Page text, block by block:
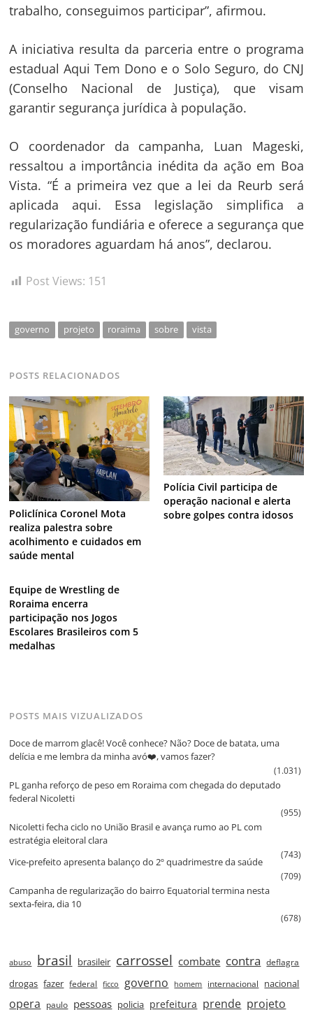
trabalho, conseguimos participar”, afirmou.
A iniciativa resulta da parceria entre o programa
estadual Aqui Tem Dono e o Solo Seguro, do CNJ
(Conselho Nacional de Justiça), que visam
garantir segurança jurídica à população.
O coordenador da campanha, Luan Mageski,
ressaltou a importância inédita da ação em Boa
Vista. “É a primeira vez que a lei da Reurb será
aplicada aqui. Essa legislação simplifica a
regularização fundiária e oferece a segurança que
os moradores aguardam há anos”, declarou.
Post Views: 151
governo projeto roraima sobre vista
POSTS RELACIONADOS
Policlínica Coronel Mota
realiza palestra sobre
acolhimento e cuidados em
saúde mental
Polícia Civil participa de
operação nacional e alerta
sobre golpes contra idosos
Equipe de Wrestling de
Roraima encerra
participação nos Jogos
Escolares Brasileiros com 5
medalhas
POSTS MAIS VIZUALIZADOS
Doce de marrom glacê! Você conhece? Não? Doce de batata, uma
delícia e me lembra da minha avó❤️, vamos fazer?
(1.031)
PL ganha reforço de peso em Roraima com chegada do deputado
federal Nicoletti
(955)
Nicoletti fecha ciclo no União Brasil e avança rumo ao PL com
estratégia eleitoral clara
(743)
Vice‑prefeito apresenta balanço do 2º quadrimestre da saúde
(709)
Campanha de regularização do bairro Equatorial termina nesta
sexta‑feira, dia 10
(678)
abuso brasil brasileir carrossel combate contra deflagra
drogas fazer federal ficco governo homem internacional nacional
opera paulo pessoas policia prefeitura prende projeto